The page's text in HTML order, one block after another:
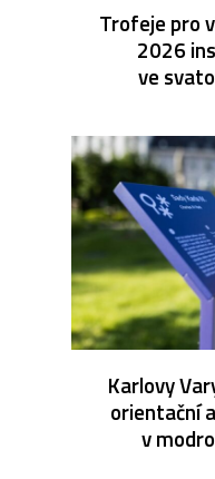
Trofeje pro
2026
ve
Karlovy
orientační
v